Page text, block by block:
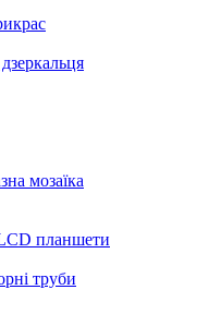
мозаїка
планшети
труби